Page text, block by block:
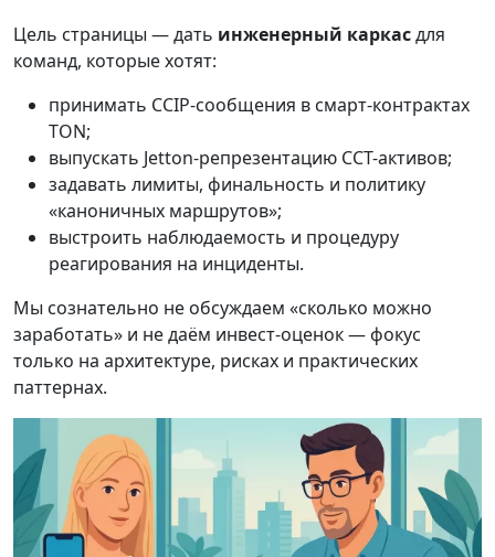
Цель страницы — дать инженерный каркасдля
команд, которые хотят:
принимать CCIP-сообщения в смарт-контрактах
TON;
выпускать Jetton-репрезентацию CCT-активов;
задавать лимиты, финальность и политику
«каноничных маршрутов»;
выстроить наблюдаемость и процедуру
реагирования на инциденты.
Мы сознательно не обсуждаем «сколько можно
заработать» и не даём инвест-оценок — фокус
только на архитектуре, рисках и практических
паттернах.